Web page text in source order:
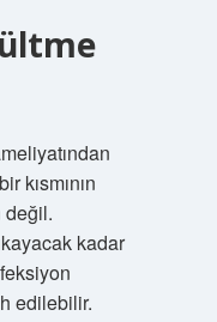
kısmının
değil.
kadar
edilebilir.